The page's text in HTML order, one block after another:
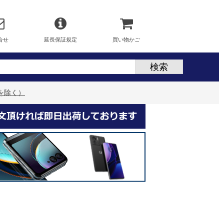
せ 延長保証規定 買い物かご
く）